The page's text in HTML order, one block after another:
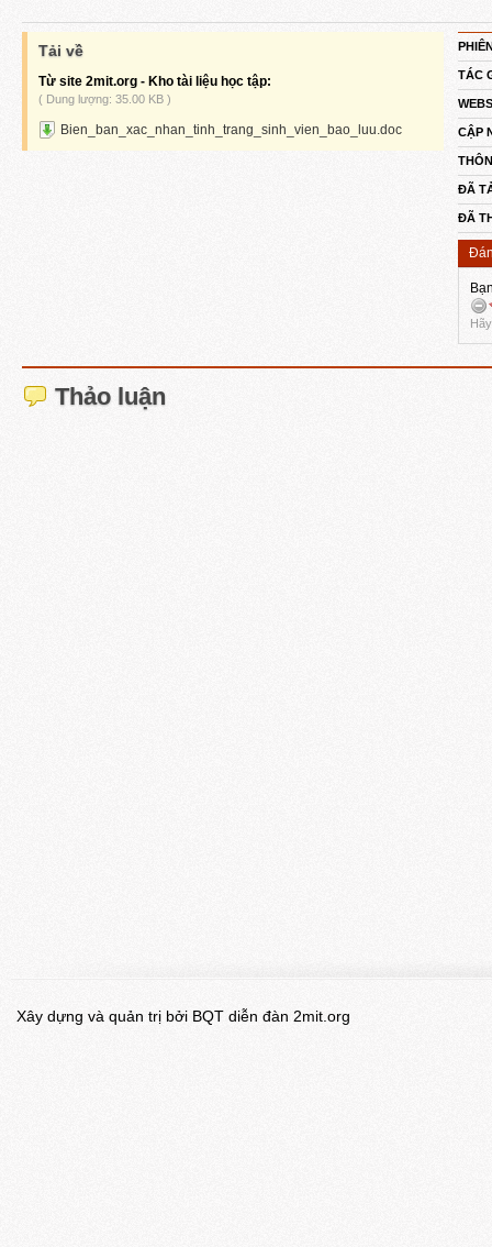
Tải về
Từ site 2mit.org - Kho tài liệu học tập:
( Dung lượng: 35.00 KB )
Bien_ban_xac_nhan_tinh_trang_sinh_vien_bao_luu.doc
TÁC
CẬP
ĐÃ
ĐÃ
Thảo luận
Xây dựng và quản trị bởi BQT diễn đàn 2mit.org